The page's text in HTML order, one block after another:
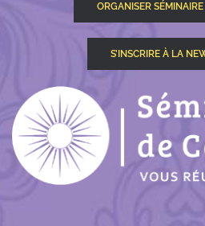
ORGANISER
S’INSCRIRE À LA